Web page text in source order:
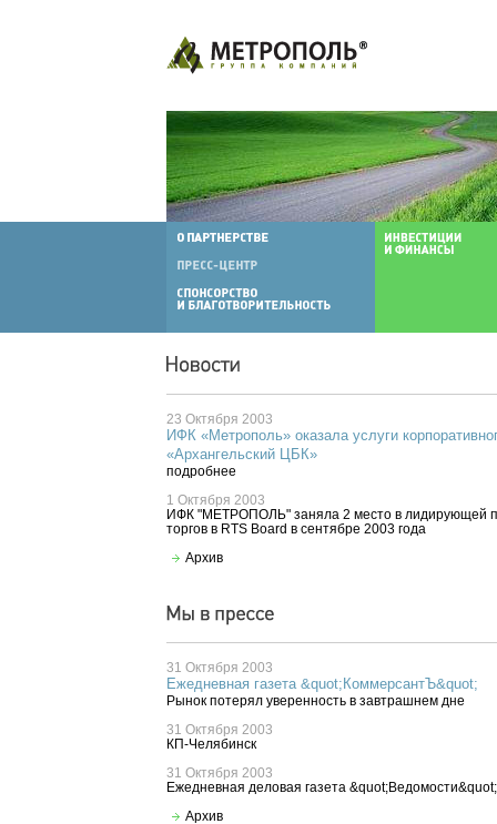
23 Октября 2003
ИФК «Метрополь» оказала услуги
«Архангельский ЦБК»
подробнее
1 Октября 2003
ИФК "МЕТРОПОЛЬ" заняла 2 место в лидирующей
торгов в RTS Board в сентябре 2003 года
Архив
31 Октября 2003
Ежедневная газета &quot;КоммерсантЪ&quot;
Рынок потерял уверенность в завтрашнем дне
31 Октября 2003
КП-Челябинск
31 Октября 2003
Ежедневная деловая газета &quot;Ведомости&quot;
Архив